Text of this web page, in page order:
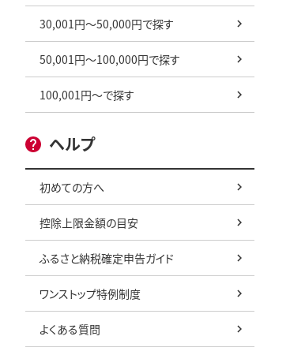
30,001円～50,000円で探す
50,001円～100,000円で探す
100,001円～で探す
ヘルプ
初めての方へ
控除上限金額の目安
ふるさと納税確定申告ガイド
ワンストップ特例制度
よくある質問